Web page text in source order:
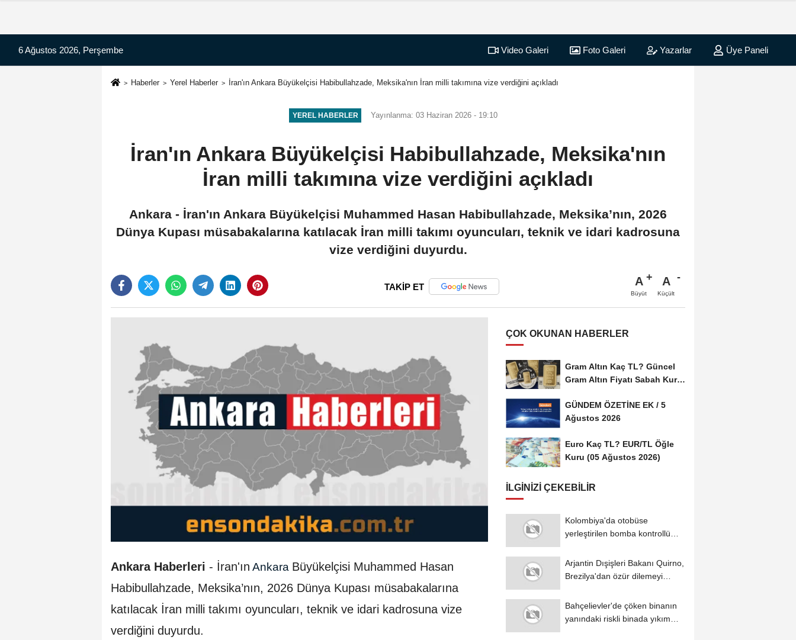
6 Ağustos 2026, Perşembe Video Galeri Foto Galeri Yazarlar Üye Paneli
Haberler Yerel Haberler İran'ın Ankara Büyükelçisi Habibullahzade, Meksika'nın İran milli takımına vize verdiğini açıkladı
YEREL HABERLER Yayınlanma: 03 Haziran 2026 - 19:10
İran'ın Ankara Büyükelçisi Habibullahzade, Meksika'nın
İran milli takımına vize verdiğini açıkladı
Ankara - İran'ın Ankara Büyükelçisi Muhammed Hasan Habibullahzade, Meksika’nın, 2026
Dünya Kupası müsabakalarına katılacak İran milli takımı oyuncuları, teknik ve idari kadrosuna
vize verdiğini duyurdu.
TAKİP ET A
Büyüt
A
Küçült
Ankara Haberleri - İran'ın Ankara Büyükelçisi Muhammed Hasan
Habibullahzade, Meksika’nın, 2026 Dünya Kupası müsabakalarına
katılacak İran milli takımı oyuncuları, teknik ve idari kadrosuna vize
verdiğini duyurdu.
ÇOK OKUNAN HABERLER
Gram Altın Kaç TL? Güncel
Gram Altın Fiyatı Sabah Kuru
GÜNDEM ÖZETİNE EK / 5
Ağustos 2026
Euro Kaç TL? EUR/TL Öğle
Kuru (05 Ağustos 2026)
İLGINIZI ÇEKEBILIR
Kolombiya'da otobüse
yerleştirilen bomba kontrollü
Arjantin Dışişleri Bakanı Quirno,
Brezilya'dan özür dilemeyi
Bahçelievler'de çöken binanın
yanındaki riskli binada yıkım